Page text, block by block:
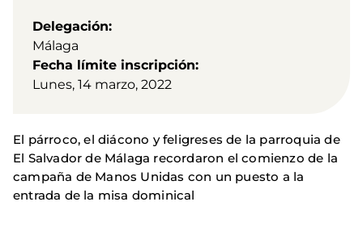
Delegación
Málaga
Fecha límite inscripción
Lunes, 14 marzo, 2022
El párroco, el diácono y feligreses de la parroquia de
El Salvador de Málaga recordaron el comienzo de la
campaña de Manos Unidas con un puesto a la
entrada de la misa dominical